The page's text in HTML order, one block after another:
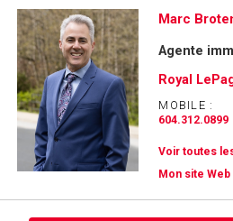
Marc
Agente
Royal
MOBILE :
604.312.0899
Voir toutes
Mon site Web